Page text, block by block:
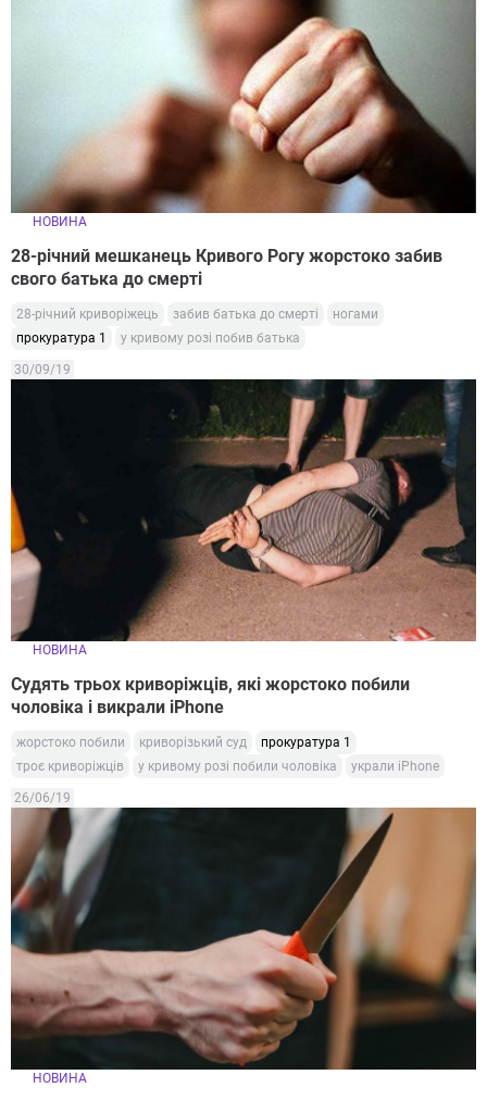
НОВИНА
28-річний мешканець Кривого Рогу жорстоко забив
свого батька до смерті
28-річний криворіжець забив батька до смерті
ногами
прокуратура 1
у кривому розі побив батька
30/09/19
НОВИНА
Судять трьох криворіжців, які жорстоко побили
чоловіка і викрали iPhone
жорстоко побили криворізький суд
прокуратура 1
троє криворіжців
у кривому розі побили чоловіка украли iPhone
26/06/19
НОВИНА